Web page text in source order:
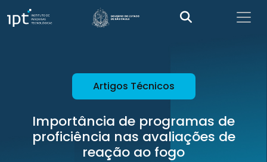
Artigos Técnicos
Importância de programas de
proficiência nas avaliações de
reação ao fogo